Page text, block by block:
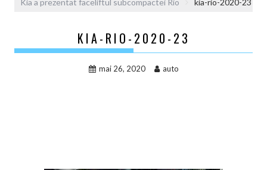
KIA-RIO-2020-23
mai 26, 2020 auto